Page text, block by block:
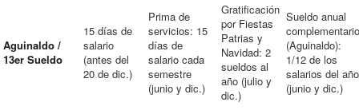
Aguinaldo /
13er Sueldo
15 días de
salario
(antes del
20 de dic.)
Prima de
servicios: 15
días de
salario cada
semestre
(junio y dic.)
Gratificación
por Fiestas
Patrias y
Navidad: 2
sueldos al
año (julio y
dic.)
Sueldo anual
complementario
(Aguinaldo):
1/12 de los
salarios del año
(junio y dic.)